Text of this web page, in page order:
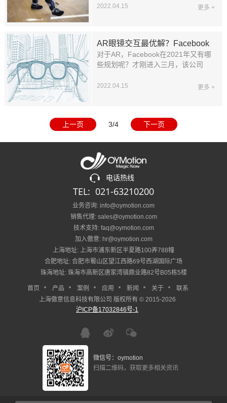
TEMIA外骨骼技术授权，将使士兵拥
2022.04.15 更多 +
AR眼镜交互最优解？Facebook
认为是肌电感知手环
对于AR，Facebook在2021年又有哪
些规划呢？才刚进入三月，该公司
AR/VR的布局，而今天Facebook
启动Project Aria项目等信息。
2022.04.15 更多 +
上一页 3/4 下一页
电话热线
TEL: 021-63210200
业务咨询: info@oymotion.com
销售代理: sales@oymotion.com
技术支持: faq@oymotion.com
加入傲意: hr@oymotion.com
上海地址: 上海市浦东新区半夏路100弄788幢
合肥地址: 合肥市蜀山区望江西路69号西湖国际广场
珠海地址: 珠海市高新区唐家湾镇鼎业路82号B05栋5楼
首页 产品 案例 应用 新闻 关于
联系
上海傲意信息科技有限公司 版权所有 © 2015-2026
沪ICP备17032846号-1
微信号：oymotion
扫描二维码，获取更多相关资讯